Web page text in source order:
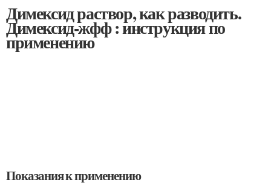
Димексид раствор, как разводить.
Димексид-жфф : инструкция по
применению
Показания к применению